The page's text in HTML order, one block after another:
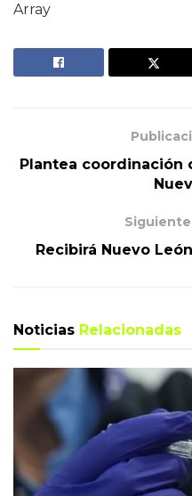
Array
Plantea coordinación
Recibirá Nuevo
Noticias Relacionadas